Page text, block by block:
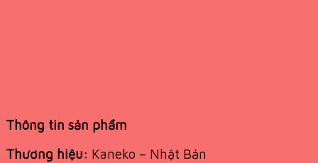
Thông tin sản phẩm
Thương hiệu: Kaneko – Nhật Bản